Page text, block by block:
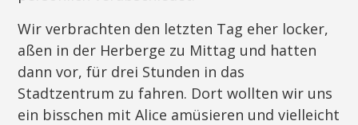
Wir verbrachten den letzten Tag eher locker,
aßen in der Herberge zu Mittag und hatten
dann vor, für drei Stunden in das
Stadtzentrum zu fahren. Dort wollten wir uns
ein bisschen mit Alice amüsieren und vielleicht